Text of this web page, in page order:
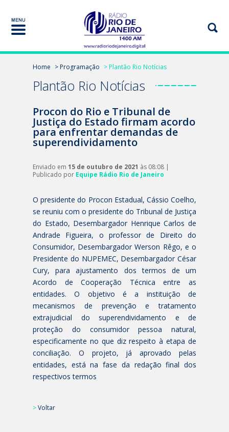
Home > Programação > Plantão Rio Notícias
Plantão Rio Notícias
Procon do Rio e Tribunal de
Justiça do Estado firmam acordo
para enfrentar demandas de
superendividamento
Enviado em 15 de outubro de 2021 às 08:08 |
Publicado por Equipe Rádio Rio de Janeiro
O presidente do Procon Estadual, Cássio Coelho,
se reuniu com o presidente do Tribunal de Justiça
do Estado, Desembargador Henrique Carlos de
Andrade Figueira, o professor de Direito do
Consumidor, Desembargador Werson Rêgo, e o
Presidente do NUPEMEC, Desembargador César
Cury, para ajustamento dos termos de um
Acordo de Cooperação Técnica entre as
entidades. O objetivo é a instituição de
mecanismos de prevenção e tratamento
extrajudicial do superendividamento e de
proteção do consumidor pessoa natural,
especificamente no que diz respeito à etapa de
conciliação. O projeto, já aprovado pelas
entidades, está na fase da redação final dos
respectivos termos
>Voltar